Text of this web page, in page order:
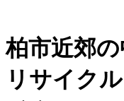
柏市近郊
リサイク